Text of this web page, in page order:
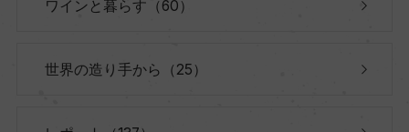
ワインと暮らす（60）
世界の造り手から（25）